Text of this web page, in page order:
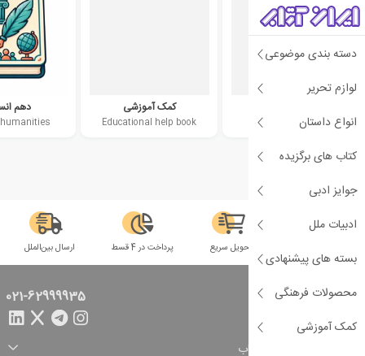
دسته بندی موضوعی
لوازم تحریر
انواع داستان
کتاب های برگزیده
جوایز ادبی
ادبیات ملل
بسته های پیشنهادی
محصولات فرهنگی
کمک آموزشی
second high school
کمک آموزشی
Educational help book
دهم
تحویل سریع پرداخت در 4 قسط ارسال بین‌الملل
تماس با ما 021-62999935
راهنمای خرید از ایران کتاب